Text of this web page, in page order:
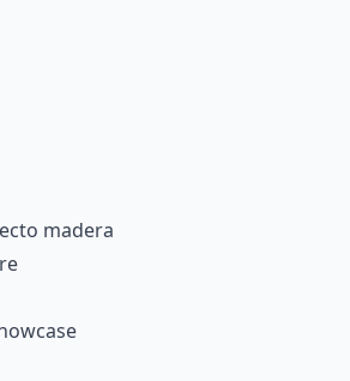
madera